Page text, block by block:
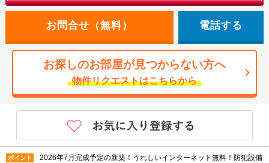
電話する
お探しのお部屋が見つからない方へ
物件リクエストはこちらから
ポイント
2026年7月完成予定の新築！うれしいインターネット無料！防犯設備